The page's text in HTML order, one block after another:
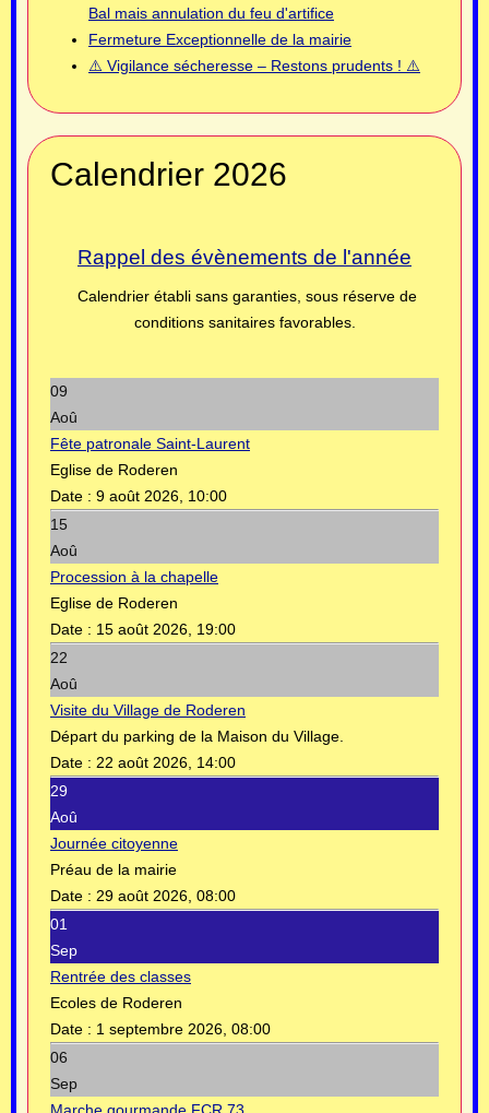
Bal mais annulation du feu d'artifice
Fermeture Exceptionnelle de la mairie
⚠️ Vigilance sécheresse – Restons prudents ! ⚠️
Calendrier 2026
Rappel des évènements de l'année
Calendrier établi sans garanties, sous réserve de
conditions sanitaires favorables.
09
Aoû
Fête patronale Saint-Laurent
Eglise de Roderen
Date : 9 août 2026, 10:00
15
Aoû
Procession à la chapelle
Eglise de Roderen
Date : 15 août 2026, 19:00
22
Aoû
Visite du Village de Roderen
Départ du parking de la Maison du Village.
Date : 22 août 2026, 14:00
29
Aoû
Journée citoyenne
Préau de la mairie
Date : 29 août 2026, 08:00
01
Sep
Rentrée des classes
Ecoles de Roderen
Date : 1 septembre 2026, 08:00
06
Sep
Marche gourmande FCR 73